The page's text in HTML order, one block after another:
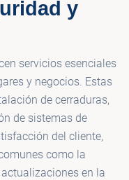
y
servicios esenciales
y negocios. Estas
de cerraduras,
de sistemas de
del cliente,
como la
en la